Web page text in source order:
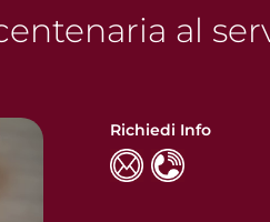
al
Richiedi Info